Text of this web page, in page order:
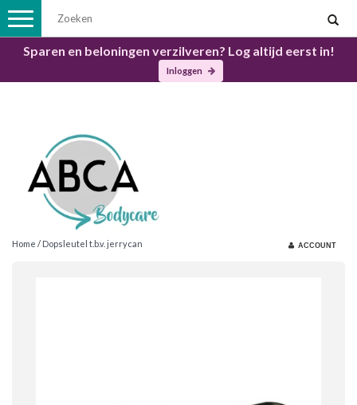
Sparen en beloningen verzilveren? Log altijd eerst in!
Inloggen
Toggle
navigation
Home / Dopsleutel t.b.v. jerrycan ACCOUNT